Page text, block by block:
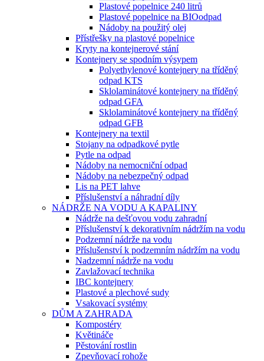
Plastové popelnice 240 litrů
Plastové popelnice na BIOodpad
Nádoby na použitý olej
Přístřešky na plastové popelnice
Kryty na kontejnerové stání
Kontejnery se spodním výsypem
Polyethylenové kontejnery na tříděný
odpad KTS
Sklolaminátové kontejnery na tříděný
odpad GFA
Sklolaminátové kontejnery na tříděný
odpad GFB
Kontejnery na textil
Stojany na odpadkové pytle
Pytle na odpad
Nádoby na nemocniční odpad
Nádoby na nebezpečný odpad
Lis na PET lahve
Příslušenství a náhradní díly
NÁDRŽE NA VODU A KAPALINY
Nádrže na dešťovou vodu zahradní
Příslušenství k dekorativním nádržím na vodu
Podzemní nádrže na vodu
Příslušenství k podzemním nádržím na vodu
Nadzemní nádrže na vodu
Zavlažovací technika
IBC kontejnery
Plastové a plechové sudy
Vsakovací systémy
DŮM A ZAHRADA
Kompostéry
Květináče
Pěstování rostlin
Zpevňovací rohože